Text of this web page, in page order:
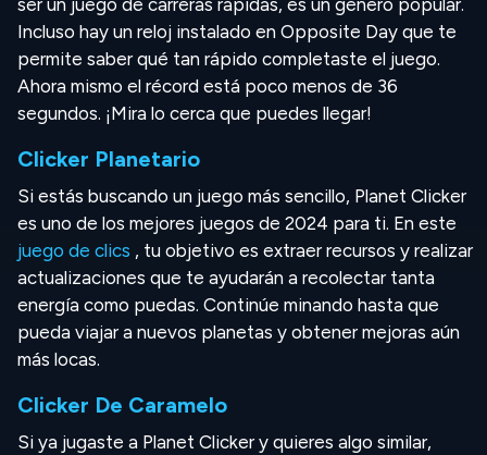
ser un juego de carreras rápidas, es un género popular.
Incluso hay un reloj instalado en Opposite Day que te
permite saber qué tan rápido completaste el juego.
Ahora mismo el récord está poco menos de 36
segundos. ¡Mira lo cerca que puedes llegar!
Clicker Planetario
Si estás buscando un juego más sencillo, Planet Clicker
es uno de los mejores juegos de 2024 para ti. En este
juego de clics , tu objetivo es extraer recursos y realizar
actualizaciones que te ayudarán a recolectar tanta
energía como puedas. Continúe minando hasta que
pueda viajar a nuevos planetas y obtener mejoras aún
más locas.
Clicker De Caramelo
Si ya jugaste a Planet Clicker y quieres algo similar,